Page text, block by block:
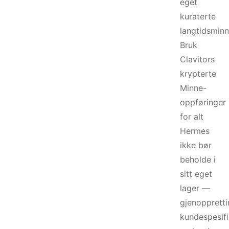
eget
kuraterte
Bruk
Clavitors
krypterte
Minne-
oppføringer
for alt
Hermes
ikke bør
beholde i
sitt eget
lager —